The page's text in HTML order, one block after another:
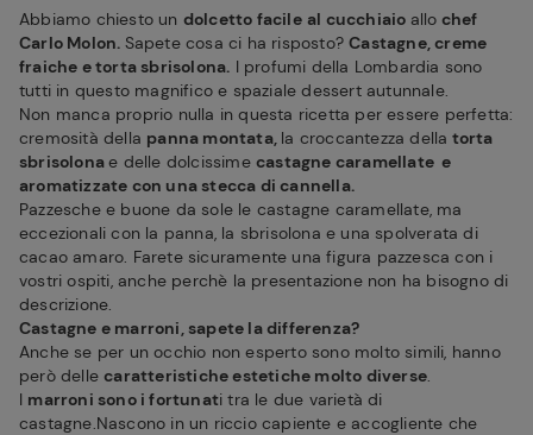
Abbiamo chiesto un dolcetto facile al cucchiaio allo chef
Carlo Molon. Sapete cosa ci ha risposto?Castagne, creme
fraiche e torta sbrisolona. I profumi della Lombardia sono
tutti in questo magnifico e spaziale dessert autunnale.
Non manca proprio nulla in questa ricetta per essere perfetta:
cremosità della panna montata, la croccantezza della torta
sbrisolonae delle dolcissimecastagne caramellate e
aromatizzate con una stecca di cannella.
Pazzesche e buone da sole le castagne caramellate, ma
eccezionali con la panna, la sbrisolona e una spolverata di
cacao amaro. Farete sicuramente una figura pazzesca con i
vostri ospiti, anche perchè la presentazione non ha bisogno di
descrizione.
Castagne e marroni, sapete la differenza?
Anche se per un occhio non esperto sono molto simili, hanno
però dellecaratteristiche estetiche molto diverse.
I marroni sono i fortunati tra le due varietà di
castagne.Nascono in un riccio capiente e accogliente che